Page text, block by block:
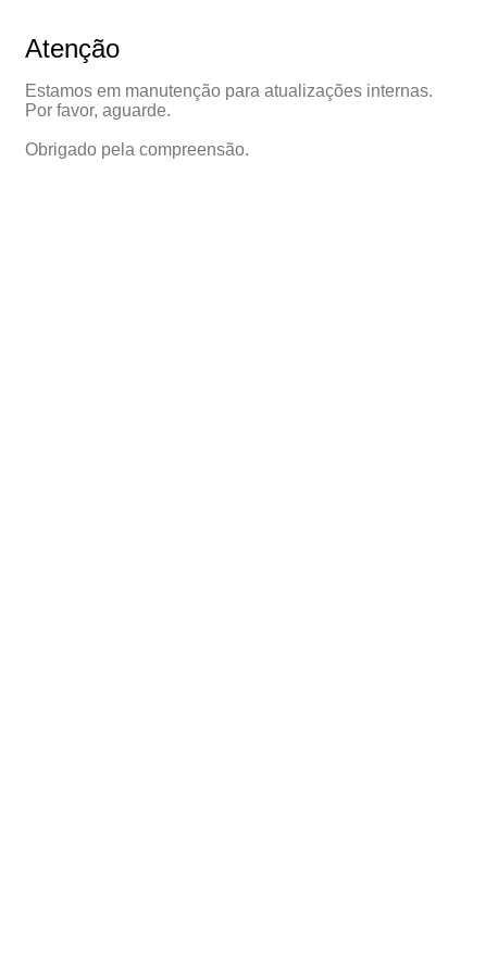
Atenção
Estamos em manutenção para atualizações internas.
Por favor, aguarde.
Obrigado pela compreensão.